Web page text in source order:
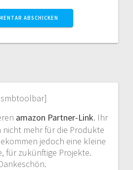
amazon Partner-Link. Ihr
mehr für die Produkte
jedoch eine kleine
für zukünftige Projekte.